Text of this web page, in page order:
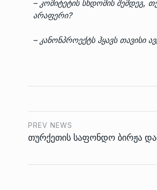
– კომიტეტის სხდომის შემდეგ,
არაფერი?
– კანონპროექტს ჰყავს თავისი
PREV NEWS
თურქეთის საფონდო ბირჟა